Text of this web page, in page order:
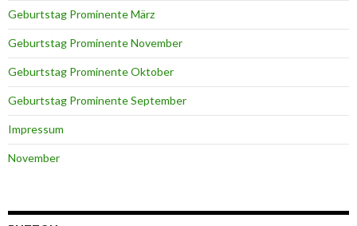
Geburtstag Prominente März
Geburtstag Prominente November
Geburtstag Prominente Oktober
Geburtstag Prominente September
Impressum
November